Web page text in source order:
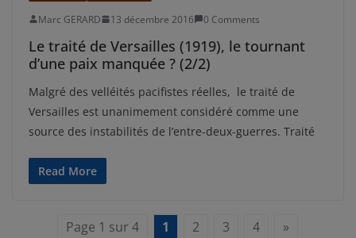
Marc GERARD 13 décembre 2016 0 Comments
Le traité de Versailles (1919), le tournant
d’une paix manquée ? (2/2)
Malgré des velléités pacifistes réelles, le traité de
Versailles est unanimement considéré comme une
source des instabilités de l’entre-deux-guerres. Traité
Read More
Page 1 sur 4 1 2 3 4 »